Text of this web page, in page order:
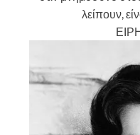
λείπουν,